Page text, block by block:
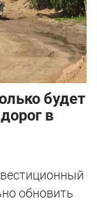
будет
в
обновить